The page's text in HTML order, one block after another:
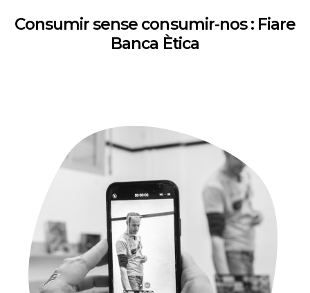
Consumir sense consumir-nos : Fiare
Banca Ètica